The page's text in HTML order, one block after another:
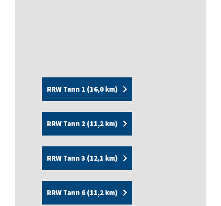
RRW Tann 1 (16,0 km)
RRW Tann 2 (11,2 km)
RRW Tann 3 (12,1 km)
RRW Tann 6 (11,2 km)